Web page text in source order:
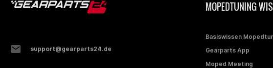
support@gearparts24.de
MOPEDTUNING
Basiswissen
Gearparts App
Moped Meeting